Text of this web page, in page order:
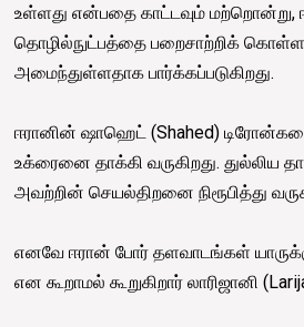
உள்ளது என்பதை காட்டவும் மற்றொன்று,
தொழில்நுட்பத்தை பறைசாற்றிக்
அமைந்துள்ளதாக பார்க்கப்படுகிறது.
ஈரானின் ஷாஹெட் (Shahed)
உக்ரைனை தாக்கி வருகிறது. துல்லிய
அவற்றின் செயல்திறனை நிரூபித்து
எனவே ஈரான் போர் தளவாடங்கள்
என கூறாமல் கூறுகிறார் லாரிஜானி